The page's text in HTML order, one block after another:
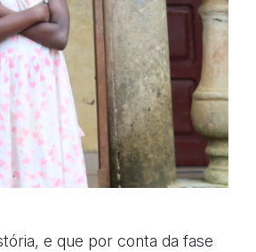
e que por conta da fase